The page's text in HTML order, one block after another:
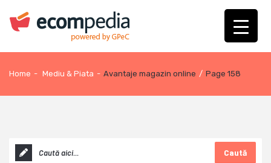
Home - Mediu & Piata - Avantaje magazin online / Page 158
Caută